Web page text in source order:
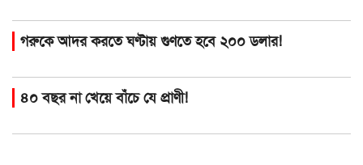
গরুকে আদর করতে ঘণ্টায় গুণতে হবে ২০০ ডলার!
৪০ বছর না খেয়ে বাঁচে যে প্রাণী!